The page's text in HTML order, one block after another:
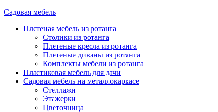
Садовая мебель
Плетеная мебель из ротанга
Столики из ротанга
Плетеные кресла из ротанга
Плетеные диваны из ротанга
Комплекты мебели из ротанга
Пластиковая мебель для дачи
Садовая мебель на металлокаркасе
Стеллажи
Этажерки
Цветочница